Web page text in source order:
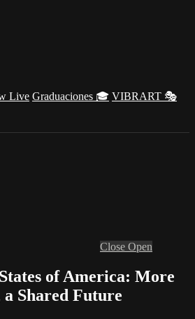
Live Graduaciones 🎓 VIBRART 🎭
Close Open
of America: More
Shared Future